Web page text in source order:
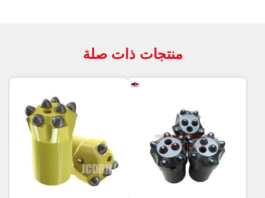
منتجات ذات صلة